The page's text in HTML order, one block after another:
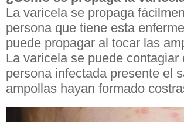
La varicela se propaga
persona que tiene esta
puede propagar al tocar las
La varicela se puede
persona infectada presente el
ampollas hayan formado